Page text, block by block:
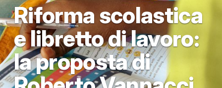
Riforma scolastica
e libretto di lavoro:
la proposta di